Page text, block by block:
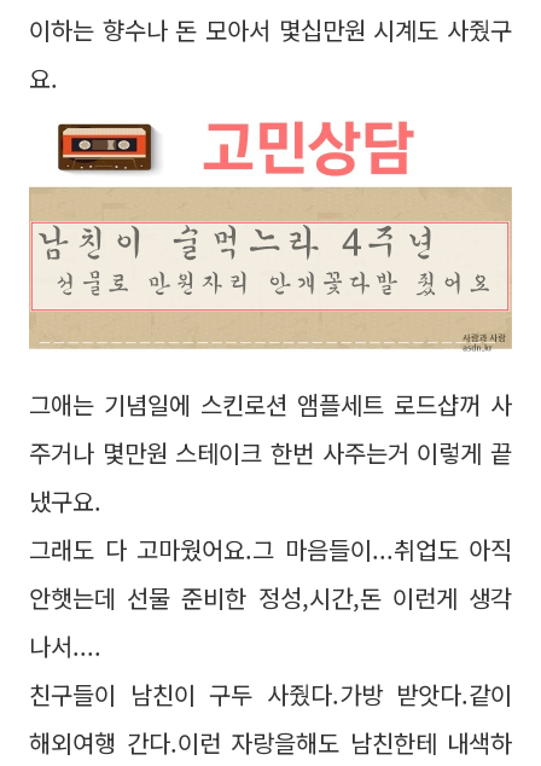
이하는 향수나 돈 모아서 몇십만원 시계도 사줬구
요.
그애는 기념일에 스킨로션 앰플세트 로드샵꺼 사
주거나 몇만원 스테이크 한번 사주는거 이렇게 끝
냈구요.
그래도 다 고마웠어요.그 마음들이...취업도 아직
안햇는데 선물 준비한 정성,시간,돈 이런게 생각
나서....
친구들이 남친이 구두 사줬다.가방 받앗다.같이
해외여행 간다.이런 자랑을해도 남친한테 내색하